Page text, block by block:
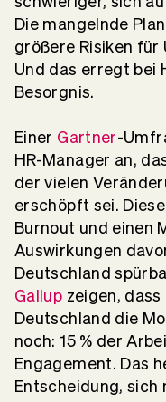
Die mangelnde
größere Risiken
Und das erregt bei
Besorgnis.
Einer Gartner-
HR-Manager an,
der vielen
erschöpft sei.
Burnout und einen
Auswirkungen
Deutschland
Gallup zeigen,
Deutschland die
noch: 15 % der
Engagement. Das
Entscheidung, sich